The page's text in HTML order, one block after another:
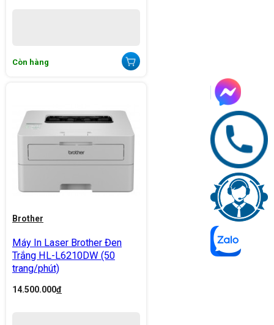
Còn hàng
Brother
Máy In Laser Brother Đen
Trắng HL-L6210DW (50
trang/phút)
14.500.000đ